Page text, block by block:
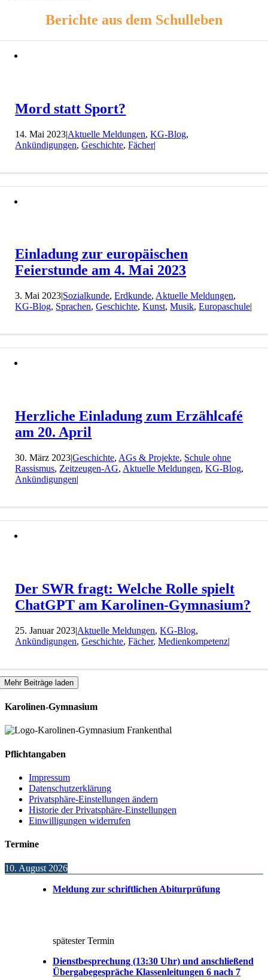
Berichte aus dem Schulleben
Mord statt Sport?
14. Mai 2023|Aktuelle Meldungen,KG-Blog,
Ankündigungen,Geschichte,Fächer|
Einladung zur europäischen
Feierstunde am 4. Mai 2023
3. Mai 2023|Sozialkunde,Erdkunde, Aktuelle Meldungen,
KG-Blog, Sprachen,Geschichte,Kunst,Musik,Europaschule|
Herzliche Einladung zum Erzählcafé
am 20. April
30. März 2023|Geschichte, AGs & Projekte, Schule ohne
Rassismus, Zeitzeugen-AG, Aktuelle Meldungen,KG-Blog,
Ankündigungen|
Der SWR fragt: Welche Rolle spielt
ChatGPT am Karolinen-Gymnasium?
25. Januar 2023|Aktuelle Meldungen,KG-Blog,
Ankündigungen,Geschichte,Fächer,Medienkompetenz|
Mehr Beiträge laden
Karolinen-Gymnasium
Pflichtangaben
Impressum
Datenschutzerklärung
Privatsphäre-Einstellungen ändern
Historie der Privatsphäre-Einstellungen
Einwilligungen widerrufen
Termine
10. August 2026
Meldung zur schriftlichen Abiturprüfung
spätester Termin
Dienstbesprechung (13:30 Uhr) und anschließend
Übergabegespräche Klassenleitungen 6 nach 7